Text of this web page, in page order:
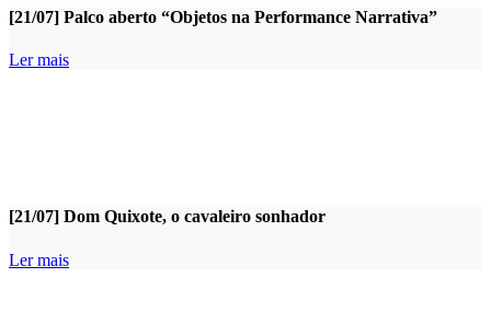
[21/07] Palco aberto “Objetos na Performance Narrativa”
Ler mais
[21/07] Dom Quixote, o cavaleiro sonhador
Ler mais